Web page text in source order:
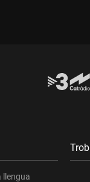
llengua